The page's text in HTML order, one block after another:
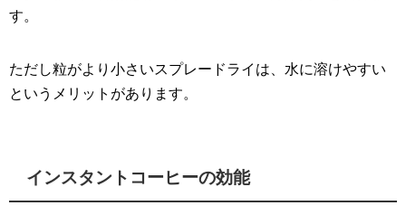
す。
ただし粒がより小さいスプレードライは、水に溶けやすい
というメリットがあります。
インスタントコーヒーの効能